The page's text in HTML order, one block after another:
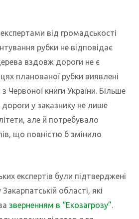
від громадськості
рубки не відповідає
вздовж дороги не є
планованої рубки виявлені
Червоної книги України. Більше
у заказнику не лише
але й потребувало
що повністю б змінило
експертів були підтверджені
області, які
зверненням в “Екозагрозу”.